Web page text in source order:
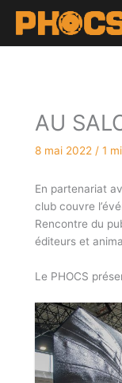
AU
8 mai 2022 / 1
En partenariat
club couvre
Rencontre du
éditeurs et
Le PHOCS